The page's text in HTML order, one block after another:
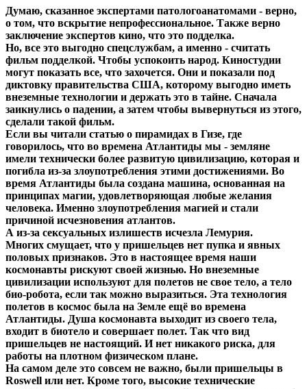
Думаю, сказанное экспертами патологоанатомами - верно,
о том, что вскрытие непрофессиональное. Также верно
заключение экспертов кино, что это подделка.
Но, все это выгодно спецслужбам, а именно - считать
фильм подделкой. Чтобы успокоить народ. Киностудии
могут показать все, что захочется. Они и показали под
диктовку правительства США, которому выгодно иметь
внеземные технологии и держать это в тайне. Сначала
заикнулись о падении, а затем чтобы вывернуться из этого,
сделали такой фильм.
Если вы читали статью о пирамидах в Гизе, где
говорилось, что во времена Атлантиды мы - земляне
имели технически более развитую цивилизацию, которая и
погибла из-за злоупотребления этими достижениями. Во
время Атлантиды была создана машина, основанная на
принципах магии, удовлетворяющая любые желания
человека. Именно злоупотребления магией и стали
причиной исчезновения атлантов.
А из-за сексуальных излишеств исчезла Лемурия.
Многих смущает, что у пришельцев нет пупка и явных
половых признаков. Это в настоящее время наши
космонавты рискуют своей жизнью. Но внеземные
цивилизации используют для полетов не свое тело, а тело
био-робота, если так можно выразиться. Эта технология
полетов в космос была на Земле ещё во времена
Атлантиды. Душа космонавта выходит из своего тела,
входит в биотело и совершает полет. Так что вид
пришельцев не настоящий. И нет никакого риска, для
работы на плотном физическом плане.
На самом деле это совсем не важно, были пришельцы в
Roswell или нет. Кроме того, высокие технические